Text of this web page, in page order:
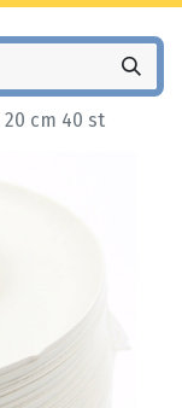
cm 40 st